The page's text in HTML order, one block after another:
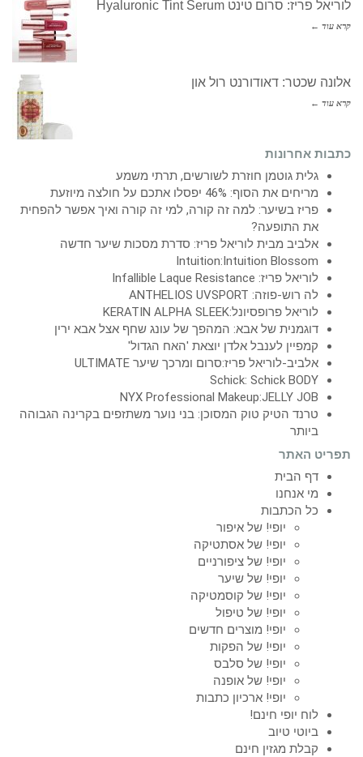
לוריאל פריז: סרום טינט Hyaluronic Tint Serum
קרא עוד ←
אלונה שכטר: דאודורנט רול און
קרא עוד ←
כתבות אחרונות
גלית גוטמן חוזרת לשורשים, תרתי משמע
מריחים את הסוף: 46% יפסלו אתכם על חולצה מיוזעת
פריז בשיער: למה זה קורה, למי זה קורה ואיך אפשר להפחית
את התופעה?
אלביב מבית לוריאל פריז: סדרת מסכות שיער חדשה
Intuition:Intuition Blossom
לוריאל פריז: Infallible Laque Resistance
לה רוש-פוזה: ANTHELIOS UVSPORT
לוריאל פרופסיונל:KERATIN ALPHA SLEEK
דוגמנית של אבא: המהפך של עונג שחף אצל אבא ירין
קמפיין לענבל אלדן יוצאת 'האח הגדול'
אלביב-לוריאל פריז:סרום ומרכך שיער ULTIMATE
Schick: Schick BODY
NYX Professional Makeup:JELLY JOB
טרנד הטיק טוק המסוכן: בני נוער משתזפים בקרינה הגבוהה
ביותר
תפריט האתר
דף הבית
מי אנחנו
כל הכתבות
יופי! של איפור
יופי! של אסתטיקה
יופי! של ציפורניים
יופי! של שיער
יופי! של קוסמטיקה
יופי! של טיפול
יופי! מוצרים חדשים
יופי! של הפקות
יופי! של סלבס
יופי! של אופנה
יופי! ארכיון כתבות
לוח יופי חינם!
ביוטי טיוב
קבלת מגזין חינם